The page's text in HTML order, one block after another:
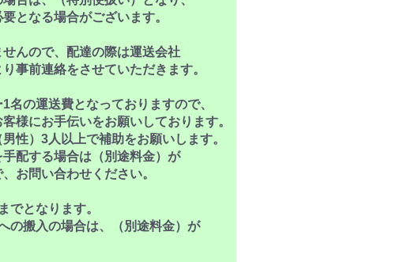
となる場合がございます。
んので、配達の際は運送会社
事前連絡をさせていただきます。
の運送費となっておりますので、
様にお手伝いをお願いしております。
性）3人以上で補助をお願いします。
配する場合は（別途料金）が
問い合わせください。
となります。
搬入の場合は、（別途料金）が